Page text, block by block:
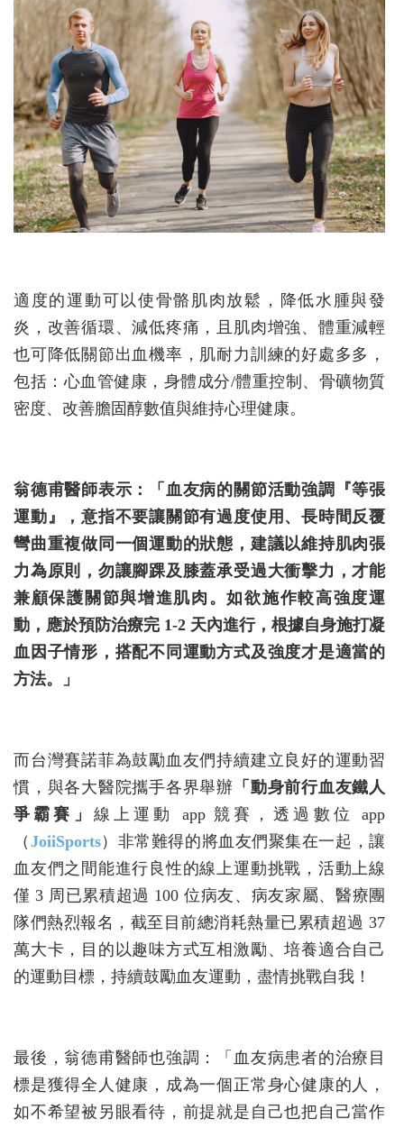
適度的運動可以使骨骼肌肉放鬆，降低水腫與發
炎，改善循環、減低疼痛，且肌肉增強、體重減輕
也可降低關節出血機率，肌耐力訓練的好處多多，
包括：心血管健康，身體成分/體重控制、骨礦物質
密度、改善膽固醇數值與維持心理健康。
翁德甫醫師表示：「血友病的關節活動強調『等張
運動』，意指不要讓關節有過度使用、長時間反覆
彎曲重複做同一個運動的狀態，建議以維持肌肉張
力為原則，勿讓腳踝及膝蓋承受過大衝擊力，才能
兼顧保護關節與增進肌肉。如欲施作較高強度運
動，應於預防治療完 1-2 天內進行，根據自身施打凝
血因子情形，搭配不同運動方式及強度才是適當的
方法。」
而台灣賽諾菲為鼓勵血友們持續建立良好的運動習
慣，與各大醫院攜手各界舉辦 「動身前行血友鐵人
爭霸賽」 線上運動 app 競賽，透過數位 app
（ JoiiSports）非常難得的將血友們聚集在一起，讓
血友們之間能進行良性的線上運動挑戰，活動上線
僅 3 周已累積超過 100 位病友、病友家屬、醫療團
隊們熱烈報名，截至目前總消耗熱量已累積超過 37
萬大卡，目的以趣味方式互相激勵、培養適合自己
的運動目標，持續鼓勵血友運動，盡情挑戰自我！
最後，翁德甫醫師也強調：「血友病患者的治療目
標是獲得全人健康，成為一個正常身心健康的人，
如不希望被另眼看待，前提就是自己也把自己當作